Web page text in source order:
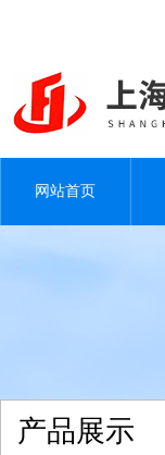
网站首页
产品展示